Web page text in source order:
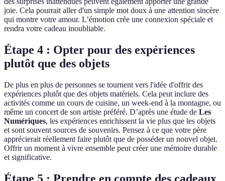
joie. Cela pourrait aller d'un simple mot doux à une attention sincère
qui montre votre amour. L’émotion crée une connexion spéciale et
rendra votre cadeau inoubliable.
Étape 4 : Opter pour des expériences
plutôt que des objets
De plus en plus de personnes se tournent vers l'idée d'offrir des
expériences plutôt que des objets matériels. Cela peut inclure des
activités comme un cours de cuisine, un week-end à la montagne, ou
même un concert de son artiste préféré. D’après une étude de Les
Numériques, les expériences enrichissent la vie plus que les objets
et sont souvent sources de souvenirs. Pensez à ce que votre père
apprécierait réellement faire plutôt que de posséder un nouvel objet.
Offrir un moment à vivre ensemble peut créer une mémoire durable
et significative.